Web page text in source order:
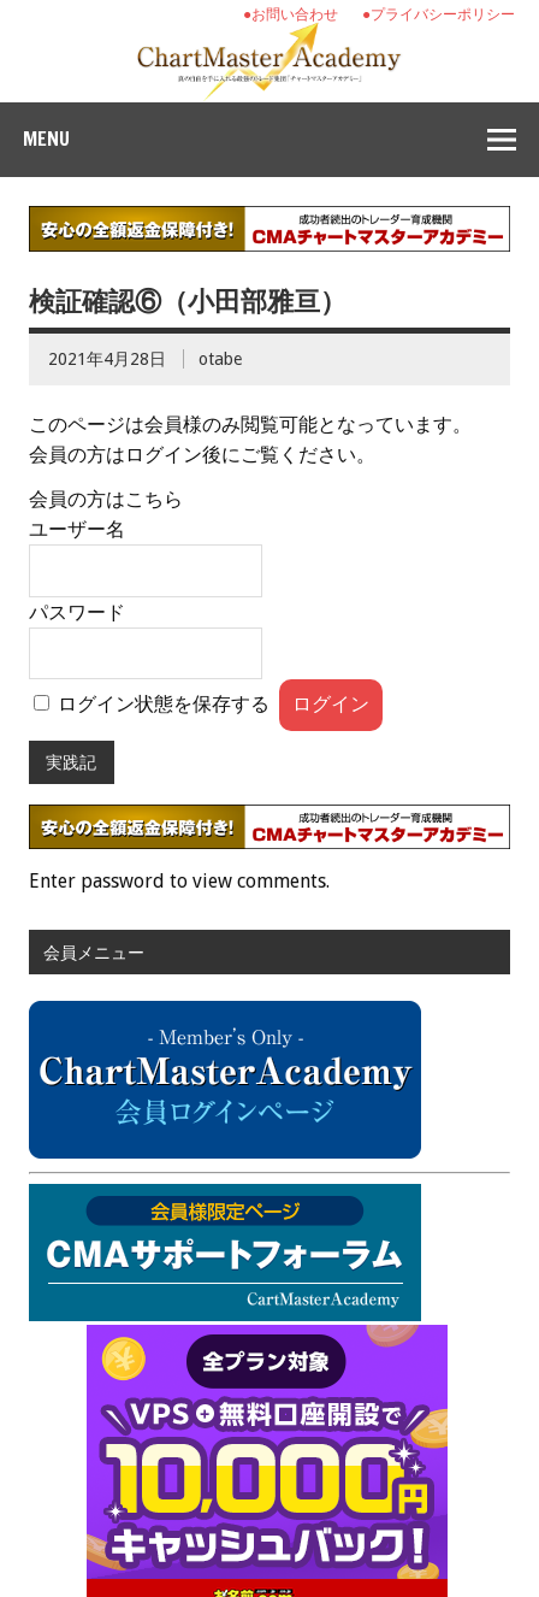
●プライバシーポリシー
●お問い合わせ
MENU
検証確認⑥（小田部雅亘）
2021年4月28日 otabe
このページは会員様のみ閲覧可能となっています。
会員の方はログイン後にご覧ください。
会員の方はこちら
ユーザー名
パスワード
ログイン状態を保存する
実践記
Enter password to view comments.
会員メニュー